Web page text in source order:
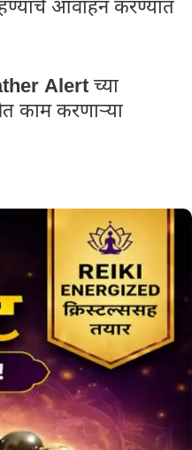
आवाहन करण्यात
Alert च्या
काम करणाऱ्या